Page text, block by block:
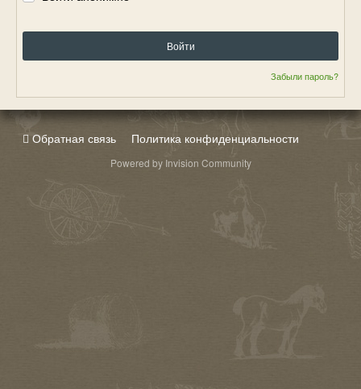
Войти
Забыли пароль?
Обратная связь Политика конфиденциальности
Powered by Invision Community